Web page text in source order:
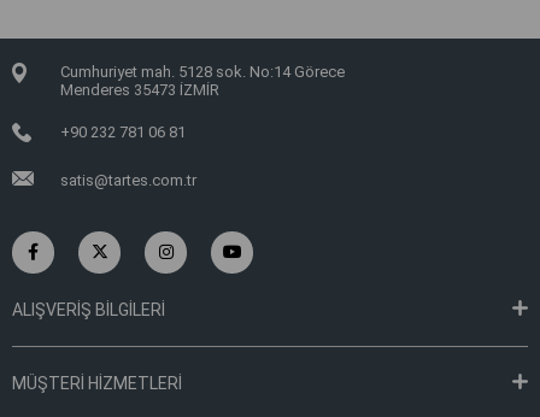
Cumhuriyet mah. 5128 sok. No:14 Görece
Menderes 35473 İZMİR
+90 232 781 06 81
satis@tartes.com.tr
ALIŞVERİŞ BİLGİLERİ
MÜŞTERİ HİZMETLERİ